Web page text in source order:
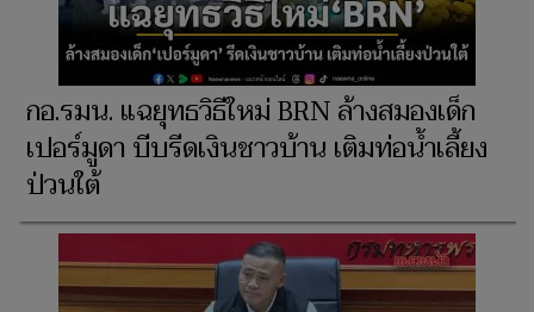
กอ.รมน. แฉยุทธวิธีใหม่ BRN ล้างสมองเด็ก
เปอร์มูดา บีบรีดเงินชาวบ้าน เติมท่อน้ำเลี้ยง
ป่วนใต้